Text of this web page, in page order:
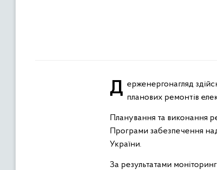
Держенергонагляд здійснює постійний контроль за виконанням операторами системи розподілу (ОСР) планових ремонтів
Планування та виконання
Програми забезпечення
України.
За результатами